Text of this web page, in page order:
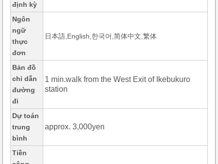
định kỳ
Ngôn
ngữ
thực
đơn
日本語,English,한국어,简体中文,繁体
Bản đồ
chỉ dẫn
đường
đi
1 min.walk from the West Exit of Ikebukuro
station
Dự toán
trung
bình
approx. 3,000yen
Tiền